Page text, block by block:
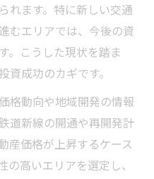
れます。特に新しい交通
むエリアでは、今後の資
。こうした現状を踏ま
成功のカギです。
格動向や地域開発の情報
道新線の開通や再開発計
産価格が上昇するケース
高いエリアを選定し、